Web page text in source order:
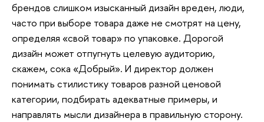
брендов слишком изысканный дизайн вреден, люди,
часто при выборе товара даже не смотрят на цену,
определяя «свой товар» по упаковке. Дорогой
дизайн может отпугнуть целевую аудиторию,
скажем, сока «Добрый». И директор должен
понимать стилистику товаров разной ценовой
категории, подбирать адекватные примеры, и
направлять мысли дизайнера в правильную сторону.